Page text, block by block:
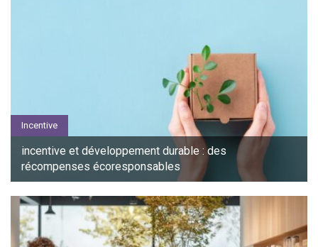
Incentive
incentive et développement durable : des
récompenses écoresponsables